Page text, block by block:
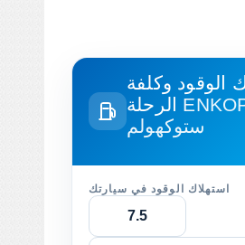
الوقود وكلفة
ستوكهولم
استهلاك الوقود في سيارتك